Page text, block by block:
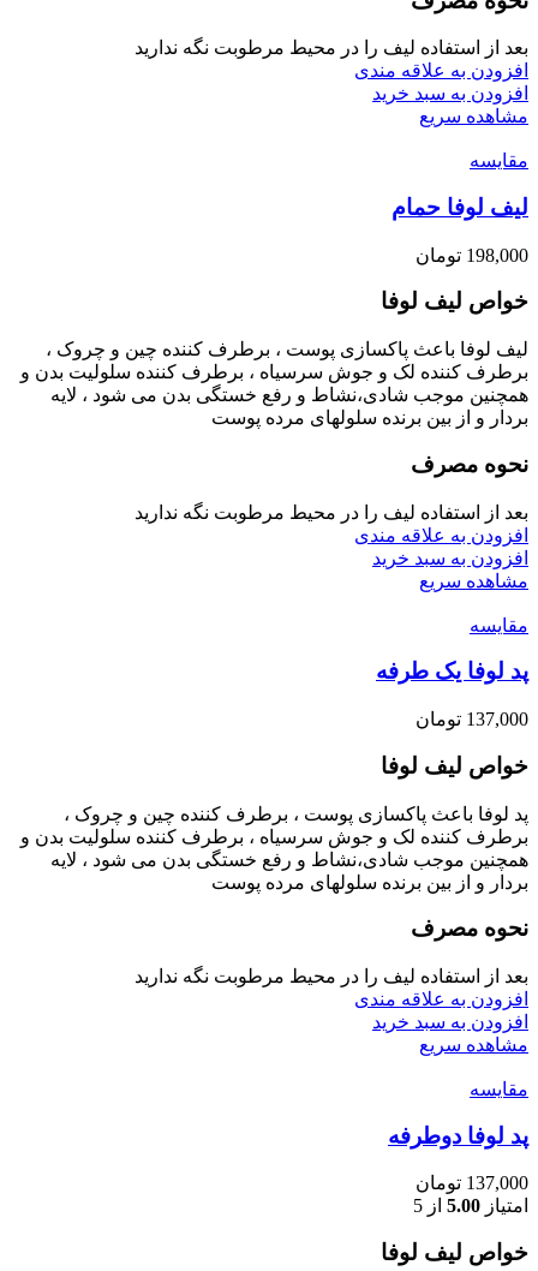
بعد از استفاده لیف را در محیط مرطوبت نگه ندارید
افزودن به علاقه مندی
افزودن به سبد خرید
مشاهده سریع
مقایسه
ليف لوفا حمام
198,000 تومان
خواص ليف لوفا
ليف لوفا باعث پاکسازی پوست ، برطرف کننده چین و چروک ،
برطرف کننده لک و جوش سرسیاه ، برطرف کننده سلولیت بدن و
همچنین موجب شادی،نشاط و رفع خستگی بدن می شود ، لایه
بردار و از بین برنده سلولهای مرده پوست
نحوه مصرف
بعد از استفاده لیف را در محیط مرطوبت نگه ندارید
افزودن به علاقه مندی
افزودن به سبد خرید
مشاهده سریع
مقایسه
پد لوفا یک طرفه
137,000 تومان
خواص ليف لوفا
پد لوفا باعث پاکسازی پوست ، برطرف کننده چین و چروک ،
برطرف کننده لک و جوش سرسیاه ، برطرف کننده سلولیت بدن و
همچنین موجب شادی،نشاط و رفع خستگی بدن می شود ، لایه
بردار و از بین برنده سلولهای مرده پوست
نحوه مصرف
بعد از استفاده لیف را در محیط مرطوبت نگه ندارید
افزودن به علاقه مندی
افزودن به سبد خرید
مشاهده سریع
مقایسه
پد لوفا دوطرفه
137,000 تومان
امتیاز 5.00 از 5
خواص ليف لوفا